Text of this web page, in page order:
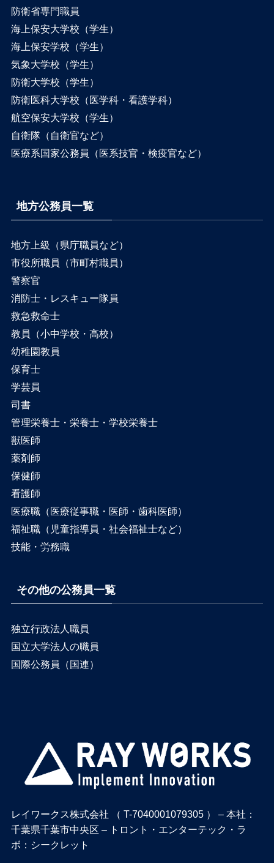
防衛省専門職員
海上保安大学校（学生）
海上保安学校（学生）
気象大学校（学生）
防衛大学校（学生）
防衛医科大学校（医学科・看護学科）
航空保安大学校（学生）
自衛隊（自衛官など）
医療系国家公務員（医系技官・検疫官など）
地方公務員一覧
地方上級（県庁職員など）
市役所職員（市町村職員）
警察官
消防士・レスキュー隊員
救急救命士
教員（小中学校・高校）
幼稚園教員
保育士
学芸員
司書
管理栄養士・栄養士・学校栄養士
獣医師
薬剤師
保健師
看護師
医療職（医療従事職・医師・歯科医師）
福祉職（児童指導員・社会福祉士など）
技能・労務職
その他の公務員一覧
独立行政法人職員
国立大学法人の職員
国際公務員（国連）
レイワークス株式会社 （ T-7040001079305 ） – 本社：
千葉県千葉市中央区 – トロント・エンターテック・ラ
ボ：シークレット